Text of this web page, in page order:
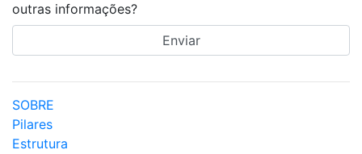
outras informações?
SOBRE
Pilares
Estrutura